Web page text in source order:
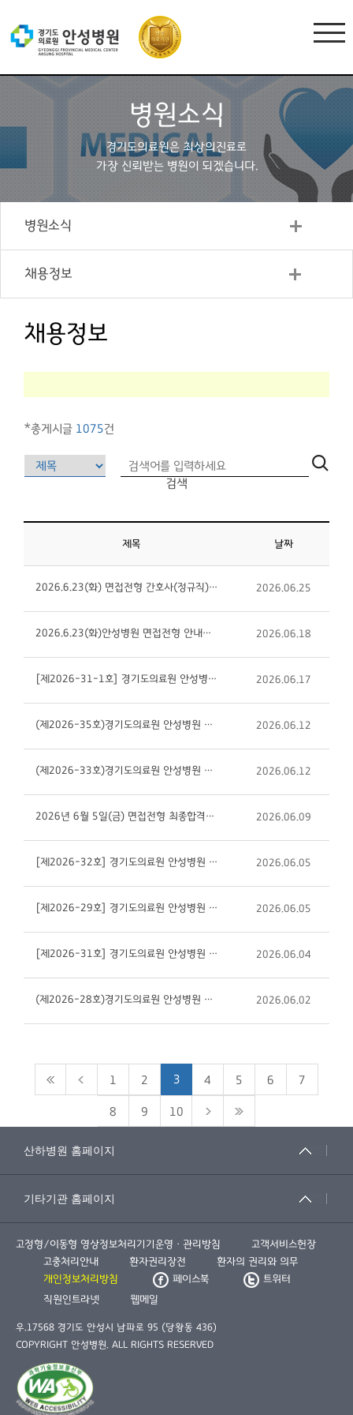
병원소식
경기도의료원은 최상의진료로
가장 신뢰받는 병원이 되겠습니다.
병원소식
채용정보
채용정보
*총게시글 1075건
검색
제목 날짜
2026.6.23(화) 면접전형 간호사(정규직) 최종합격자 안내입니다 2026.06.25
2026.6.23(화)안성병원 면접전형 안내입니다 2026.06.18
[제2026-31-1호] 경기도의료원 안성병원 외과전문의 채용 재공고 2026.06.17
(제2026-35호)경기도의료원 안성병원 방사선사(정규직)채용 공고 2026.06.12
(제2026-33호)경기도의료원 안성병원 간호조무사(정규직)채용 공고 2026.06.12
2026년 6월 5일(금) 면접전형 최종합격자 발표 안내입니다 2026.06.09
[제2026-32호] 경기도의료원 안성병원 원무과 행정원 (행정직/휴직대체) 채용공고 2026.06.05
[제2026-29호] 경기도의료원 안성병원 공공사업과 (사회복지사/휴직대체) 채용공고 2026.06.05
[제2026-31호] 경기도의료원 안성병원 외과전문의 채용공고 2026.06.04
(제2026-28호)경기도의료원 안성병원 간호사(정규직)채용 공고 2026.06.02
1 2 3 4 5 6 7
8 9 10
고정형/이동형 영상정보처리기기운영ㆍ관리방침
고객서비스헌장
고충처리안내
환자권리장전
환자의 권리와 의무
개인정보처리방침
페이스북
트위터
직원인트라넷
웹메일
우.17568 경기도 안성시 남파로 95 (당왕동 436)
COPYRIGHT 안성병원. ALL RIGHTS RESERVED